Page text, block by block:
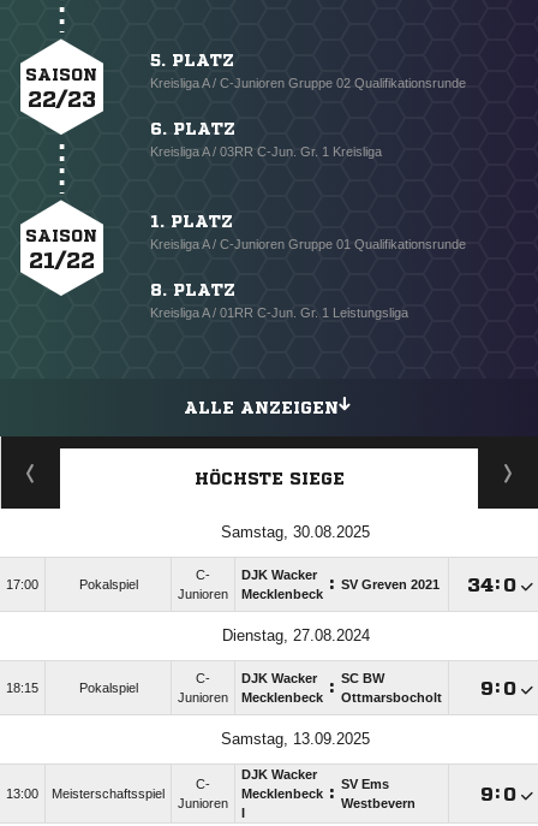
SAISON
22/23
5. PLATZ
Kreisliga A / C-Junioren Gruppe 02 Qualifikationsrunde
6. PLATZ
Kreisliga A / 03RR C-Jun. Gr. 1 Kreisliga
SAISON
21/22
1. PLATZ
Kreisliga A / C-Junioren Gruppe 01 Qualifikationsrunde
8. PLATZ
Kreisliga A / 01RR C-Jun. Gr. 1 Leistungsliga
ALLE ANZEIGEN
HÖCHSTE SIEGE
Samstag, 30.08.2025
17:00 Pokalspiel
C-
Junioren
DJK Wacker
Mecklenbeck : SV Greven 2021 : 
Dienstag, 27.08.2024
18:15 Pokalspiel
C-
Junioren
DJK Wacker
Mecklenbeck : SC BW
Ottmarsbocholt
: 
Samstag, 13.09.2025
13:00 Meisterschaftsspiel
C-
Junioren
DJK Wacker
Mecklenbeck : SV Ems
Westbevern
: 